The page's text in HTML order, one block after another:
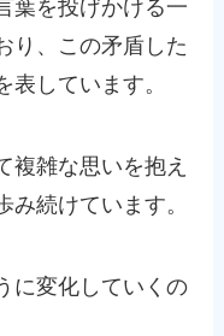
葉を投げかける一
り、この矛盾した
しています。
複雑な思いを抱え
続けています。
に変化していくの